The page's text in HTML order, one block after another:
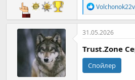
Р
е
а
к
и
и
Volchonok22v
31.05.2026
Trust.Zone
Спойлер